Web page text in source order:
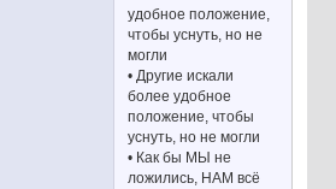
удобное положение,
чтобы уснуть, но не
могли
• Другие искали
более удобное
положение, чтобы
уснуть, но не могли
• Как бы МЫ не
ложились, НАМ всё